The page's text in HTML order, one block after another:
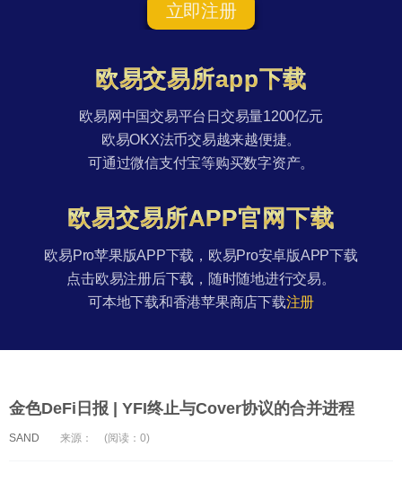
立即注册
欧易交易所app下载
欧易网中国交易平台日交易量1200亿元
欧易OKX法币交易越来越便捷。
可通过微信支付宝等购买数字资产。
欧易交易所APP官网下载
欧易Pro苹果版APP下载，欧易Pro安卓版APP下载
点击欧易注册后下载，随时随地进行交易。
可本地下载和香港苹果商店下载注册
金色DeFi日报 | YFI终止与Cover协议的合并进程
SAND 来源： (阅读：0)